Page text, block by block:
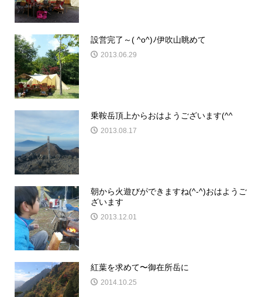
設営完了～( ^o^)ﾉ伊吹山眺めて
2013.06.29
乗鞍岳頂上からおはようございます(^^ゞ
2013.08.17
朝から火遊びができますね(^-^)おはようご
ざいます
2013.12.01
紅葉を求めて〜御在所岳に
2014.10.25